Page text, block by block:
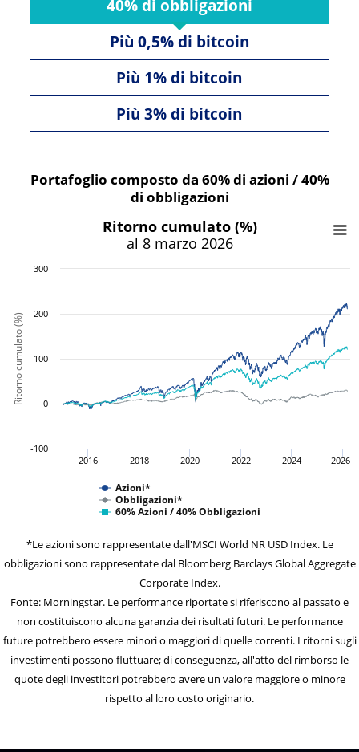
40% di obbligazioni
Più 0,5% di bitcoin
Più 1% di bitcoin
Più 3% di bitcoin
Portafoglio composto da 60% di azioni / 40%
di obbligazioni
Ritorno cumulato (%)
Ritorno cumulato (%)
al 8 marzo 2026
2016 2018 2020 2022 2024 2026
-100
0
100
200
300
Azioni*
Obbligazioni*
60% Azioni / 40% Obbligazioni
*Le azioni sono rappresentate dall'MSCI World NR USD Index. Le
obbligazioni sono rappresentate dal Bloomberg Barclays Global Aggregate
Corporate Index.
Fonte: Morningstar. Le performance riportate si riferiscono al passato e
non costituiscono alcuna garanzia dei risultati futuri. Le performance
future potrebbero essere minori o maggiori di quelle correnti. I ritorni sugli
investimenti possono fluttuare; di conseguenza, all'atto del rimborso le
quote degli investitori potrebbero avere un valore maggiore o minore
rispetto al loro costo originario.